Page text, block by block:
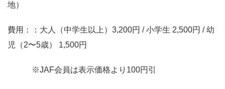
地）
費用：：⼤⼈（中学⽣以上）3,200円 / ⼩学⽣ 2,500円 / 幼
児（2〜5歳） 1,500円
※JAF会員は表⽰価格より100円引